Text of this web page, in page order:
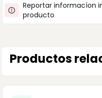
Reportar informacíon
producto
Productos